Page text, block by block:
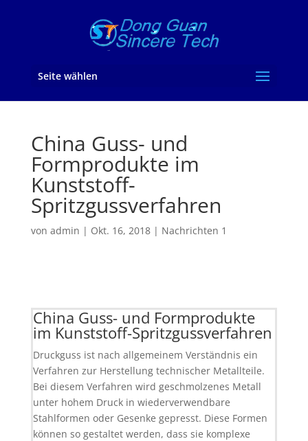
Seite wählen
China Guss- und
Formprodukte im
Kunststoff-
Spritzgussverfahren
von admin | Okt. 16, 2018| Nachrichten 1
China Guss- und Formprodukte
im Kunststoff-Spritzgussverfahren
Druckguss ist nach allgemeinem Verständnis ein
Verfahren zur Herstellung technischer Metallteile.
Bei diesem Verfahren wird geschmolzenes Metall
unter hohem Druck in wiederverwendbare
Stahlformen oder Gesenke gepresst. Diese Formen
können so gestaltet werden, dass sie komplexe